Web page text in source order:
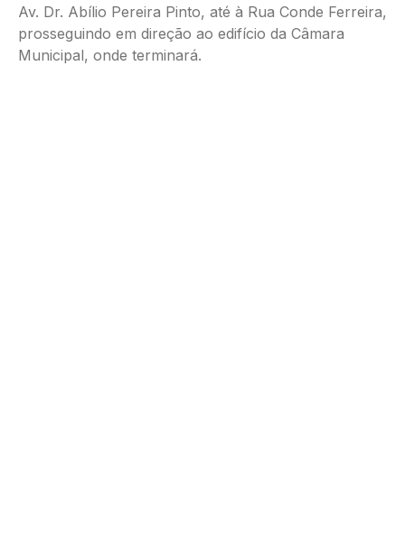
Av. Dr. Abílio Pereira Pinto, até à Rua Conde Ferreira,
prosseguindo em direção ao edifício da Câmara
Municipal, onde terminará.